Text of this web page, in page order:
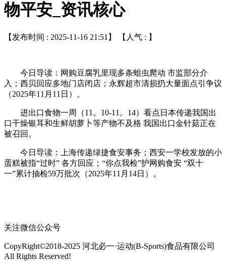
物平安_资讯核心
【发布时间 : 2025-11-16 21:51】 【人气 : 】
今日导读：网购豆腐乳里现多条蛆虫爬动 市监部分介
入；西贝回应多地门店闭店；永辉超市清损扔大量面点引争议
（2025年11月11日）。
进出口食物一周（11。10-11。14）看点日本传递我国出
口干燥银耳和生鲜胡萝卜等产物不及格 我国出口金针菇正在
被召回。
今日导读：上海传递绿捷食安事务；西安一学校发放的小
蛋糕被指“过时” 各方回应；“你点我检”护网购食安 “双十
一”累计抽检59万批次（2025年11月14日）。
关注微信公众号
CopyRight©2018-2025 河北必一·运动(B-Sports)食品有限公司
All Rights Reserved!